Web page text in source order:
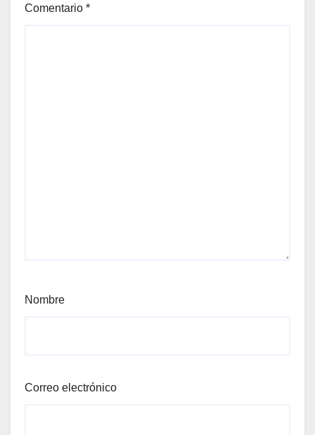
Comentario *
Nombre
Correo electrónico